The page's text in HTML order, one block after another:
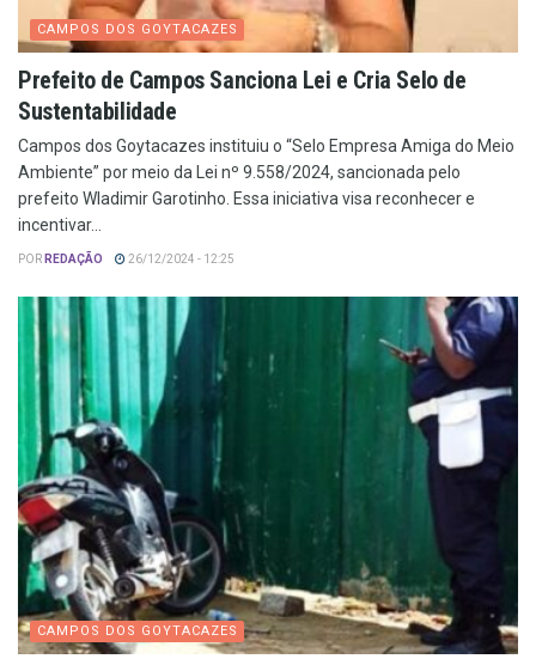
CAMPOS DOS GOYTACAZES
Prefeito de Campos Sanciona Lei e Cria Selo de
Sustentabilidade
Campos dos Goytacazes instituiu o “Selo Empresa Amiga do Meio
Ambiente” por meio da Lei nº 9.558/2024, sancionada pelo
prefeito Wladimir Garotinho. Essa iniciativa visa reconhecer e
incentivar...
POR REDAÇÃO 26/12/2024 - 12:25
CAMPOS DOS GOYTACAZES